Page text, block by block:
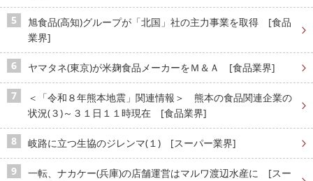
旭食品(高知)グループが「北国」社の主力事業を取得 [食品
業界]
ヤマタネ(東京)が米麹食品メーカーをＭ＆Ａ [食品業界]
＜「令和８年熊本地震」関連情報＞ 熊本の食品関連企業の
状況(３)～３１日１１時現在 [食品業界]
岐路に立つ生協のジレンマ(１) [スーパー業界]
一転、ナカケー(兵庫)の店舗運営はマルワ渡辺水産に [スー